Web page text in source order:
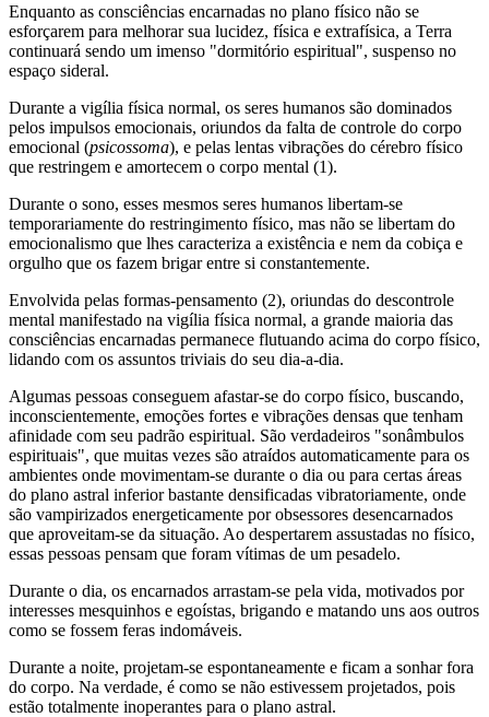
Enquanto as consciências encarnadas no plano físico não se
esforçarem para melhorar sua lucidez, física e extrafísica, a Terra
continuará sendo um imenso "dormitório espiritual", suspenso no
espaço sideral.
Durante a vigília física normal, os seres humanos são dominados
pelos impulsos emocionais, oriundos da falta de controle do corpo
emocional (psicossoma), e pelas lentas vibrações do cérebro físico
que restringem e amortecem o corpo mental (1).
Durante o sono, esses mesmos seres humanos libertam-se
temporariamente do restringimento físico, mas não se libertam do
emocionalismo que lhes caracteriza a existência e nem da cobiça e
orgulho que os fazem brigar entre si constantemente.
Envolvida pelas formas-pensamento (2), oriundas do descontrole
mental manifestado na vigília física normal, a grande maioria das
consciências encarnadas permanece flutuando acima do corpo físico,
lidando com os assuntos triviais do seu dia-a-dia.
Algumas pessoas conseguem afastar-se do corpo físico, buscando,
inconscientemente, emoções fortes e vibrações densas que tenham
afinidade com seu padrão espiritual. São verdadeiros "sonâmbulos
espirituais", que muitas vezes são atraídos automaticamente para os
ambientes onde movimentam-se durante o dia ou para certas áreas
do plano astral inferior bastante densificadas vibratoriamente, onde
são vampirizados energeticamente por obsessores desencarnados
que aproveitam-se da situação. Ao despertarem assustadas no físico,
essas pessoas pensam que foram vítimas de um pesadelo.
Durante o dia, os encarnados arrastam-se pela vida, motivados por
interesses mesquinhos e egoístas, brigando e matando uns aos outros
como se fossem feras indomáveis.
Durante a noite, projetam-se espontaneamente e ficam a sonhar fora
do corpo. Na verdade, é como se não estivessem projetados, pois
estão totalmente inoperantes para o plano astral.